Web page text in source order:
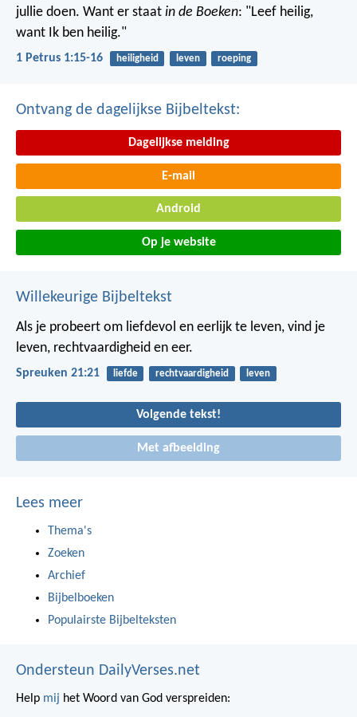
jullie doen. Want er staat in de Boeken: "Leef heilig,
want Ik ben heilig."
1 Petrus 1:15-16 heiligheid leven roeping
Ontvang de dagelijkse Bijbeltekst:
Dagelijkse melding
E-mail
Android
Op je website
Willekeurige Bijbeltekst
Als je probeert om liefdevol en eerlijk te leven, vind je
leven, rechtvaardigheid en eer.
Spreuken 21:21 liefde rechtvaardigheid leven
Volgende tekst!
Met afbeelding
Lees meer
Thema's
Zoeken
Archief
Bijbelboeken
Populairste Bijbelteksten
Ondersteun DailyVerses.net
Help mij het Woord van God verspreiden: